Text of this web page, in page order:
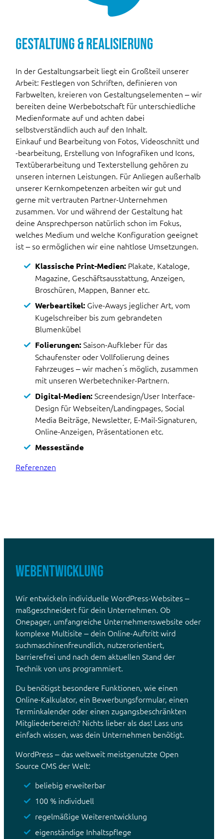
Gestaltung & Realisierung
In der Gestaltungsarbeit liegt ein Großteil unserer
Arbeit: Festlegen von Schriften, definieren von
Farbwelten, kreieren von Gestaltungselementen – wir
bereiten deine Werbebotschaft für unterschiedliche
Medienformate auf und achten dabei
selbstverständlich auch auf den Inhalt.
Einkauf und Bearbeitung von Fotos, Videoschnitt und
-bearbeitung, Erstellung von Infografiken und Icons,
Textüberarbeitung und Texterstellung gehören zu
unseren internen Leistungen. Für Anliegen außerhalb
unserer Kernkompetenzen arbeiten wir gut und
gerne mit vertrauten Partner-Unternehmen
zusammen. Vor und während der Gestaltung hat
deine Ansprechperson natürlich schon im Fokus,
welches Medium und welche Konfiguration geeignet
ist – so ermöglichen wir eine nahtlose Umsetzungen.
Klassische Print-Medien: Plakate, Kataloge,
Magazine, Geschäftsausstattung, Anzeigen,
Broschüren, Mappen, Banner etc.
Werbeartikel: Give-Aways jeglicher Art, vom
Kugelschreiber bis zum gebrandeten
Blumenkübel
Folierungen:Saison-Aufkleber für das
Schaufenster oder Vollfolierung deines
Fahrzeuges – wir machen ́s möglich, zusammen
mit unseren Werbetechniker-Partnern.
Digital-Medien:Screendesign/User Interface-
Design für Webseiten/Landingpages, Social
Media Beiträge, Newsletter, E-Mail-Signaturen,
Online-Anzeigen, Präsentationen etc.
Messestände
Referenzen
Webentwicklung
Wir entwickeln individuelle WordPress-Websites –
maßgeschneidert für dein Unternehmen. Ob
Onepager, umfangreiche Unternehmenswebsite oder
komplexe Multisite – dein Online-Auftritt wird
suchmaschinenfreundlich, nutzerorientiert,
barrierefrei und nach dem aktuellen Stand der
Technik von uns programmiert.
Du benötigst besondere Funktionen, wie einen
Online-Kalkulator, ein Bewerbungsformular, einen
Terminkalender oder einen zugangsbeschränkten
Mitgliederbereich? Nichts lieber als das! Lass uns
einfach wissen, was dein Unternehmen benötigt.
WordPress – das weltweit meistgenutzte Open
Source CMS der Welt:
beliebig erweiterbar
100 % individuell
regelmäßige Weiterentwicklung
eigenständige Inhaltspflege